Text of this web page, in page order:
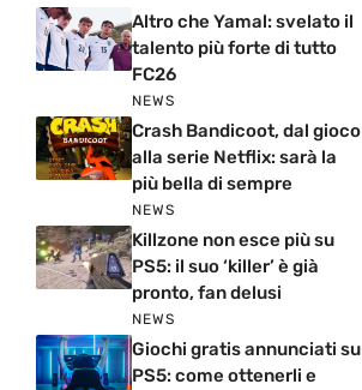
Altro che Yamal: svelato il
talento più forte di tutto
FC26
NEWS
Crash Bandicoot, dal gioco
alla serie Netflix: sarà la
più bella di sempre
NEWS
Killzone non esce più su
PS5: il suo ‘killer’ è già
pronto, fan delusi
NEWS
Giochi gratis annunciati su
PS5: come ottenerli e